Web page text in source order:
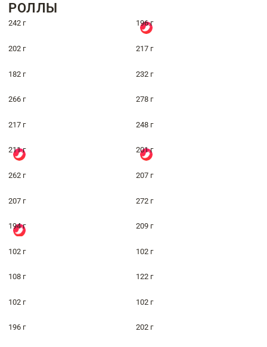
РОЛЛЫ
242 г 196 г
202 г 217 г
182 г 232 г
266 г 278 г
217 г 248 г
211 г 201 г
262 г 207 г
207 г 272 г
194 г 209 г
102 г 102 г
108 г 122 г
102 г 102 г
196 г 202 г